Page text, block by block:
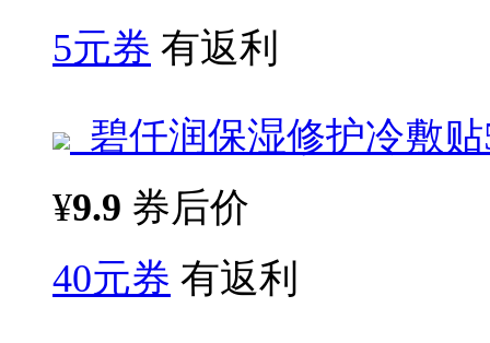
5元券 有返利
碧仟润保湿修护冷敷
¥9.9 券后价
40元券 有返利